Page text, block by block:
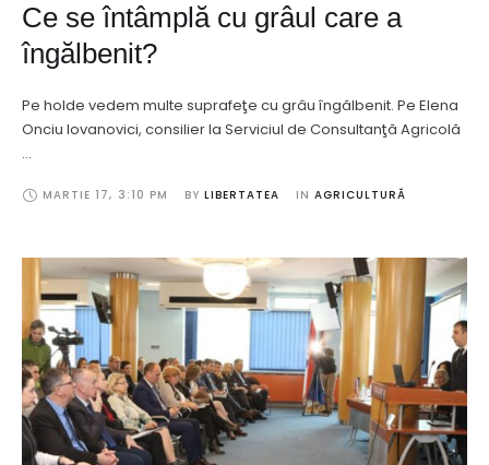
Ce se întâmplă cu grâul care a
îngălbenit?
Pe holde vedem multe suprafeţe cu grâu îngălbenit. Pe Elena
Onciu Iovanovici, consilier la Serviciul de Consultanţă Agricolă
…
MARTIE 17, 3:10 PM BY LIBERTATEA IN AGRICULTURĂ